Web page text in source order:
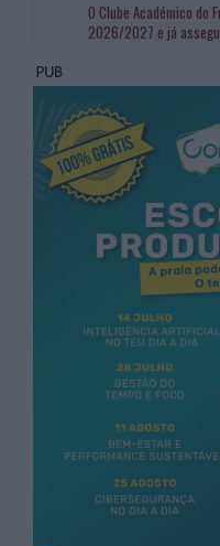
O Clube Académico do
2026/2027 e já